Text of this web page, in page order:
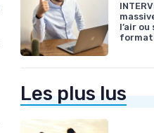
l’air
Les plus lus